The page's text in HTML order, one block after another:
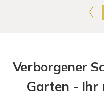
Verborgener
Garten - Ihr